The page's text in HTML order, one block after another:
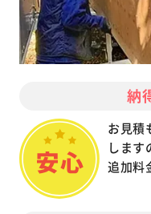
納
お見積
しま
追加料